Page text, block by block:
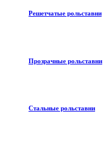
Решетчатые рольставни
Прозрачные рольставни
Стальные рольставни